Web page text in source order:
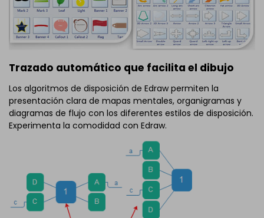
Trazado automático que facilita el dibujo
Los algoritmos de disposición de Edraw permiten la
presentación clara de mapas mentales, organigramas y
diagramas de flujo con los diferentes estilos de disposición.
Experimenta la comodidad con Edraw.